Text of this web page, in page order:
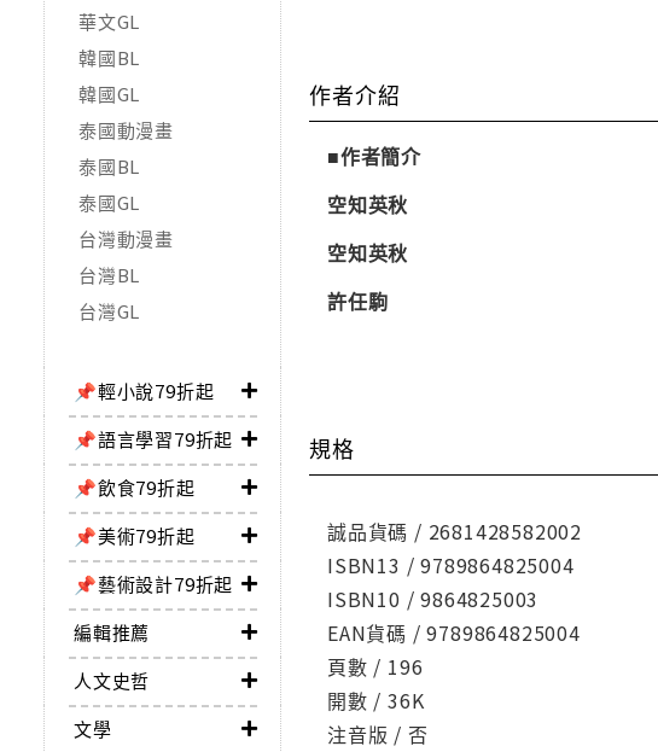
華文GL
韓國BL
韓國GL
泰國動漫畫
泰國BL
泰國GL
台灣動漫畫
台灣BL
台灣GL
📌輕小說79折起
📌語言學習79折起
📌飲食79折起
📌美術79折起
📌藝術設計79折起
編輯推薦
人文史哲
文學
作者介紹
■作者簡介
空知英秋
空知英秋
許任駒
規格
誠品貨碼 / 2681428582002
ISBN13 / 9789864825004
ISBN10 / 9864825003
EAN貨碼 / 9789864825004
頁數 / 196
開數 / 36K
注音版 / 否